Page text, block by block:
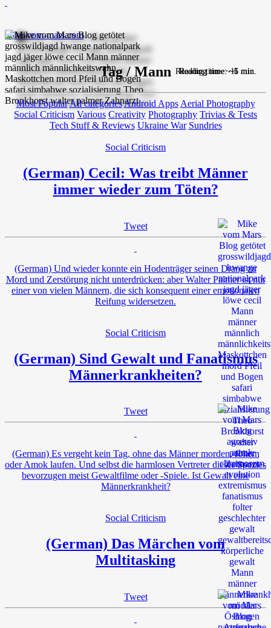
mike-vom-mars.com
Tag / Mann
Most PopularAll categoriesAndroid Apps Aerial Photography
Social Criticism Various Creativity Photography Trivias & Tests
Tech Stuff & Reviews Ukraine War Sundries
Social Criticism
(German) Cecil: Was treibt Männer
immer wieder zum Töten?
Tweet
Reading time: ~5 min.
(German) Und wieder konnte ein Hodenträger seinen Drang zu
Mord und Zerstörung nicht unterdrücken: aber Walter Palmer ist nur
einer von vielen Männern, die sich konsequent einer emotionalen
Reifung widersetzen.
Social Criticism
(German) Sind Gewalt und Fanatismus
Männerkrankheiten?
Tweet
Reading time: ~11 min.
(German) Es vergeht kein Tag, ohne das Männer morden, foltern
oder Amok laufen. Und selbst die harmlosen Vertreter dieser Spezies
bevorzugen meist Gewaltfilme oder -Spiele. Ist Gewalt eine
Männerkrankheit?
Social Criticism
(German) Das Märchen vom
Multitasking
Tweet
Reading time: ~6 min.